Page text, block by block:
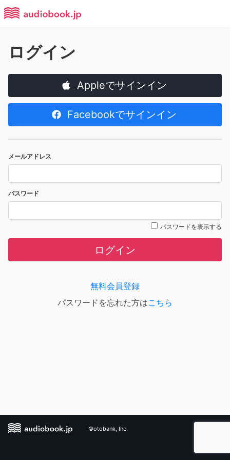
ログイン
Appleでサインイン
Facebookでサインイン
メールアドレス
パスワード
パスワードを表示する
ログイン
無料会員登録
パスワードを忘れた方はこちら
©otobank, Inc.